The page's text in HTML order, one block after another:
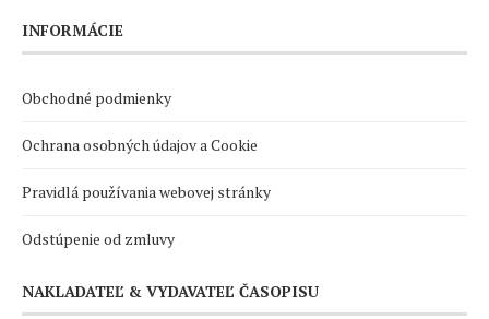
INFORMÁCIE
Obchodné podmienky
Ochrana osobných údajov a Cookie
Pravidlá používania webovej stránky
Odstúpenie od zmluvy
NAKLADATEĽ & VYDAVATEĽ ČASOPISU